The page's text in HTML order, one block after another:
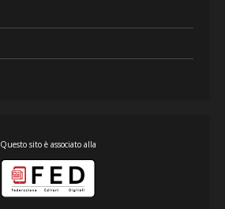
Questo sito è associato alla